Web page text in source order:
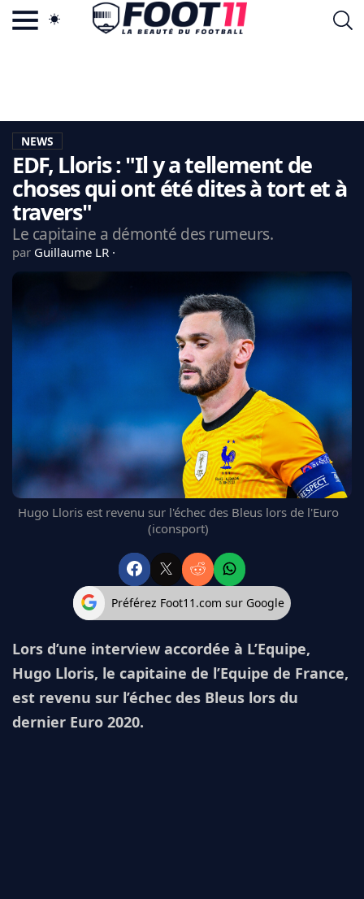
LA CHARTE
VIE PRIVÉE
CGU
CONTACTEZ-NOUS
LIGUE 1
ARSENAL
BAYERN
L'AVIS DE LA RÉDAC'
NEWS
EDF, Lloris : "Il y a tellement de
choses qui ont été dites à tort et à
travers"
Le capitaine a démonté des rumeurs.
par Guillaume LR
Hugo Lloris est revenu sur l'échec des Bleus lors de l'Euro
(iconsport)
Préférez Foot11.com sur Google
Lors d’une interview accordée à L’Equipe,
Hugo Lloris, le capitaine de l’Equipe de France,
est revenu sur l’échec des Bleus lors du
dernier Euro 2020.